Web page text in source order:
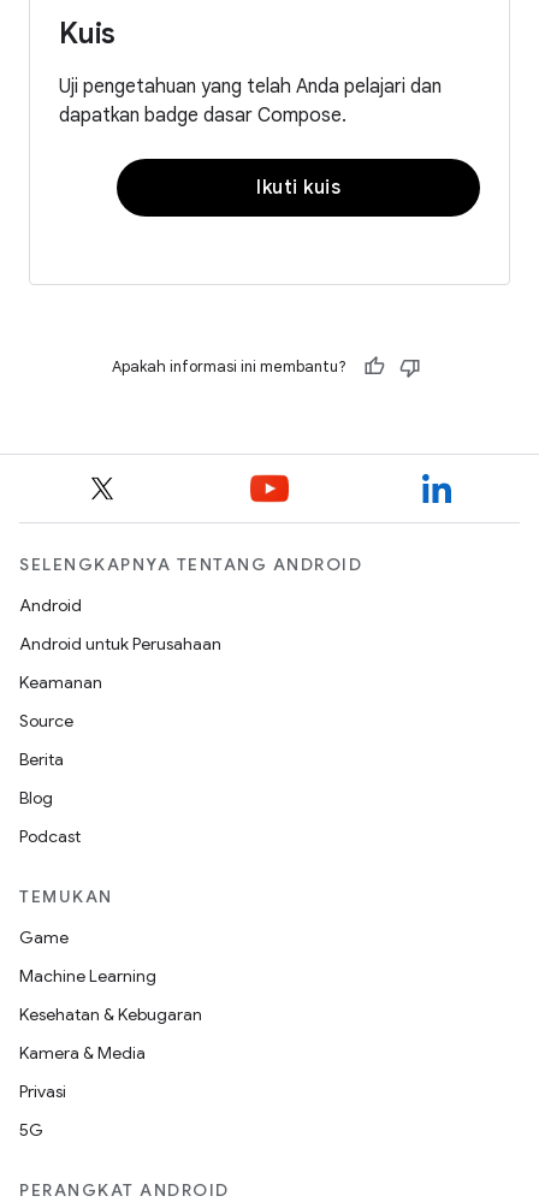
Kuis
Uji pengetahuan yang telah Anda pelajari dan
dapatkan badge dasar Compose.
Ikuti kuis
Apakah informasi ini membantu?
SELENGKAPNYA TENTANG ANDROID
Android
Android untuk Perusahaan
Keamanan
Source
Berita
Blog
Podcast
TEMUKAN
Game
Machine Learning
Kesehatan & Kebugaran
Kamera & Media
Privasi
5G
PERANGKAT ANDROID